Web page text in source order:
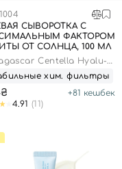
СЫВОРОТКА С
ФАКТОРОМ
ОТ СОЛНЦА, 100 МЛ
Centella Hyalu-
Water-Fit Sun Serum
PA++++хим. фильтры
+81 кешбек
4.91 (11)